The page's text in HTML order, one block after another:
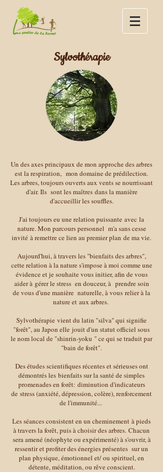
Sylvothérapie
Un des axes principaux de mon approche des arbres
est la respiration, mon domaine de prédilection.
Les arbres, toujours ouverts aux vents se nourrissant
d'air. Ils sont les maîtres dans la manière
d'accueillir les souffles.
J'ai toujours eu une relation puissante avec la
nature. Mon parcours personnel m'a sans cesse
invité à remettre ce lien au premier plan de ma vie.
Aujourd'hui, à travers les "bienfaits des arbres",
cette relation à la nature s'impose à moi comme une
évidence et je souhaite vous initier, afin de vous
aider à gérer le stress en douceur, à prendre soin
de vous d'une manière naturelle, à vous relier à la
nature et aux arbres.
Sylvothérapie vient du latin "silva" qui signifie
"forêt", au Japon elle jouit d'un statut officiel sous
le nom local de "shinrin-yoku " ce qui se traduit par
"bain de forêt".
Des études scientifiques récentes et sérieuses ont
démontrés les bienfaits sur la santé de simples
promenades en forêt: diminution d'indicateurs
de stress (anxiété, dépression, colère), renforcement
de l'immunité...
Les séances consistent en un cheminement à pieds
à travers la forêt, puis à choisir des arbres. Chacun
sera amené (néophyte ou expérimenté) à s'ouvrir, à
ressentir et profiter des énergies présentes sur un
plan physique, émotionnel et/ ou spirituel, en
détente, méditation, ou rêve conscient.